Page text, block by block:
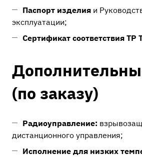
Паспорт изделия и
эксплуатации;
Сертификат соответствия ТР
(по заказу)
Радиоуправление:
дистанционного управления;
Исполнение для низких